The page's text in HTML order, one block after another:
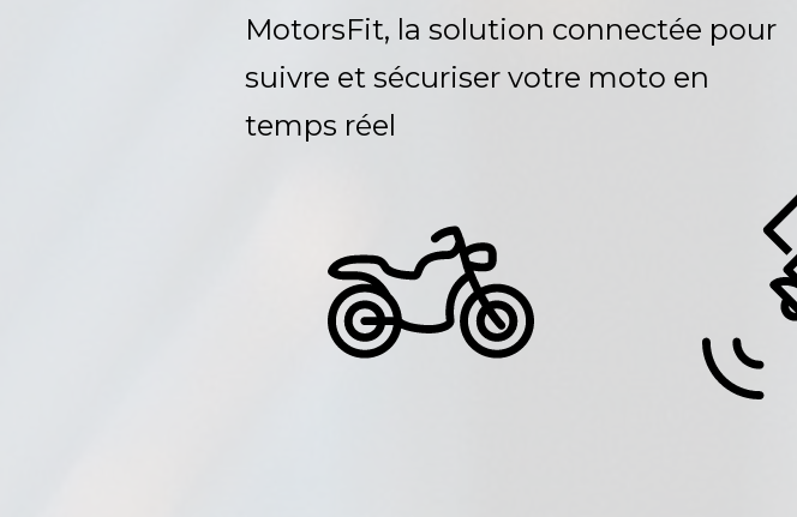
MotorsFit, la solution connectée pour
suivre et sécuriser votre moto en
temps réel